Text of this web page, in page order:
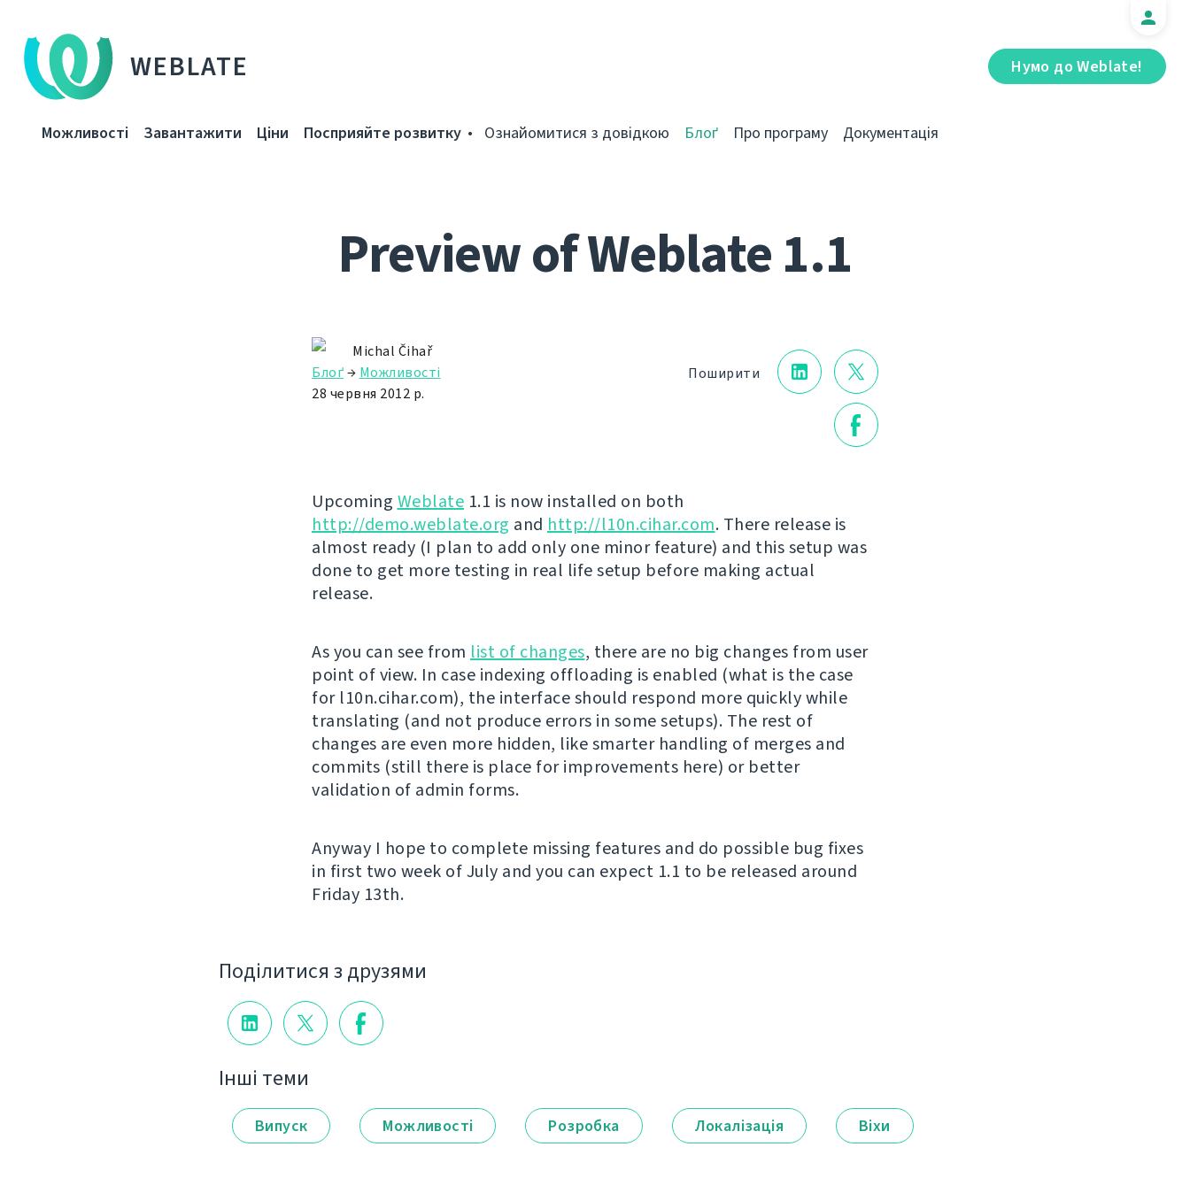
WEBLATE Нумо до Weblate!
Можливості Завантажити Ціни Посприяйте розвитку Ознайомитися з довідкою Блоґ Про програму Документація
Preview of Weblate 1.1
Поширити
Michal Čihař
Блоґ→ Можливості
28 червня 2012 р.
Upcoming Weblate 1.1 is now installed on both
http://demo.weblate.org and http://l10n.cihar.com. There release is
almost ready (I plan to add only one minor feature) and this setup was
done to get more testing in real life setup before making actual
release.
As you can see from list of changes, there are no big changes from user
point of view. In case indexing offloading is enabled (what is the case
for l10n.cihar.com), the interface should respond more quickly while
translating (and not produce errors in some setups). The rest of
changes are even more hidden, like smarter handling of merges and
commits (still there is place for improvements here) or better
validation of admin forms.
Anyway I hope to complete missing features and do possible bug fixes
in first two week of July and you can expect 1.1 to be released around
Friday 13th.
Поділитися з друзями
Інші теми
Випуск Можливості Розробка Локалізація Віхи